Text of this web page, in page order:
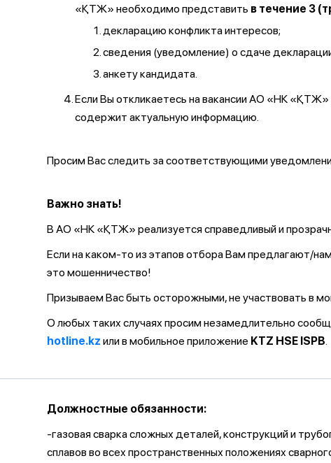
«ҚТЖ» необходимо представить в течение 3
декларацию конфликта интересов;
сведения (уведомление) о сдаче
анкету кандидата.
Если Вы откликаетесь на вакансии АО «НК
содержит актуальную информацию.
Просим Вас следить за соответствующими
Важно знать!
В АО «НК «ҚТЖ» реализуется справедливый и
Если на каком-то из этапов отбора Вам предлагают/
это мошенничество!
Призываем Вас быть осторожными, не участвовать в
О любых таких случаях просим незамедлительно
hotline.kz или в мобильное приложение KTZ HSE ISPB.
Должностные обязанности:
-газовая сварка сложных деталей, конструкций и
сплавов во всех пространственных положениях